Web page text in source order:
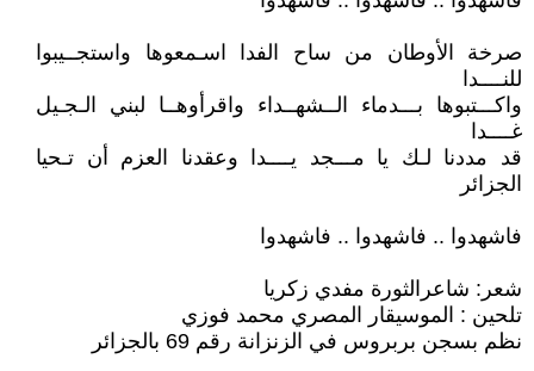
صرخة الأوطان من ساح الفدا اسـمعوها واستجــيبوا
للنــــدا
واكـــتبوها بـــدماء الــشهــداء واقرأوهــا لبني الـجـيل
غــــدا
قد مددنا لـك يا مـــجد يــــدا وعقدنا العزم أن تـحيا
الجزائر
فاشهدوا .. فاشهدوا .. فاشهدوا
شعر: شاعرالثورة مفدي زكريا
تلحين : الموسيقار المصري محمد فوزي
نظم بسجن بربروس في الزنزانة رقم 69 بالجزائر